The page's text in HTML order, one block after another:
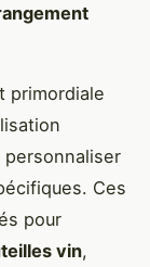
primordiale
personnaliser
Ces
pour
vin,